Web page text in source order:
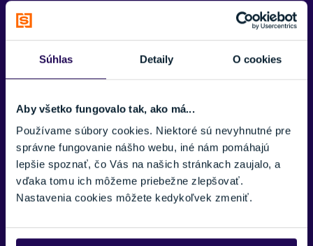
Súhlas Detaily O cookies
Aby všetko fungovalo tak, ako má...
Používame súbory cookies. Niektoré sú nevyhnutné pre
správne fungovanie nášho webu, iné nám pomáhajú
lepšie spoznať, čo Vás na našich stránkach zaujalo, a
vďaka tomu ich môžeme priebežne zlepšovať.
Nastavenia cookies môžete kedykoľvek zmeniť.
POHLAVIE
Pánske
ÚROVEŇ LYŽIARA
FARBA
Antracitová, Žltá
ŠÍRKA SKELETU
Stredná
Zobraziť viac